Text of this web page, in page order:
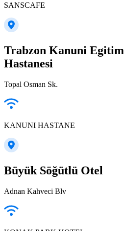
SANSCAFE
Trabzon Kanuni
Hastanesi
Topal Osman Sk.
KANUNI HASTANE
Büyük Söğütlü Otel
Adnan Kahveci Blv